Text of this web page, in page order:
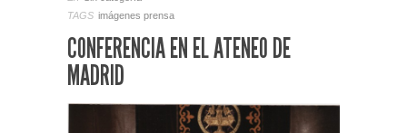
TAGS imágenes prensa
CONFERENCIA EN EL ATENEO DE
MADRID